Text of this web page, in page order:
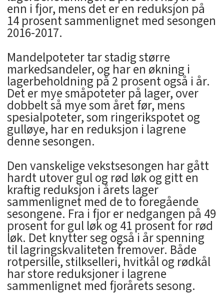
enn i fjor, mens det er en reduksjon på
14 prosent sammenlignet med sesongen
2016-2017.
Mandelpoteter tar stadig større
markedsandeler, og har en økning i
lagerbeholdning på 2 prosent også i år.
Det er mye småpoteter på lager, over
dobbelt så mye som året før, mens
spesialpoteter, som ringerikspotet og
gulløye, har en reduksjon i lagrene
denne sesongen.
Den vanskelige vekstsesongen har gått
hardt utover gul og rød løk og gitt en
kraftig reduksjon i årets lager
sammenlignet med de to foregående
sesongene. Fra i fjor er nedgangen på 49
prosent for gul løk og 41 prosent for rød
løk. Det knytter seg også i år spenning
til lagringskvaliteten fremover. Både
rotpersille, stilkselleri, hvitkål og rødkål
har store reduksjoner i lagrene
sammenlignet med fjorårets sesong.